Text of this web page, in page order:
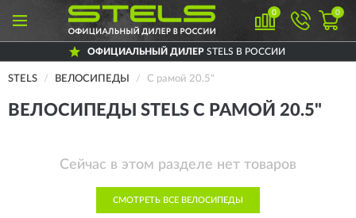
0 0
ОФИЦИАЛЬНЫЙ ДИЛЕР STELS В РОССИИ
STELS ВЕЛОСИПЕДЫ С рамой 20.5"
ВЕЛОСИПЕДЫ STELS С РАМОЙ 20.5"
Сейчас в этом разделе нет товаров
СМОТРЕТЬ ВСЕ ВЕЛОСИПЕДЫ